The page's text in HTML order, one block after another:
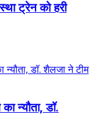
ट्रेन को हरी
न्यौता, डॉ.